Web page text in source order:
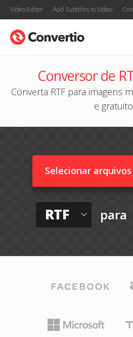
Video Editor Add Subtitles to Video
Conversor de
Converta RTF para imagens
e gratuito
Selecionar arquivos
RTF para